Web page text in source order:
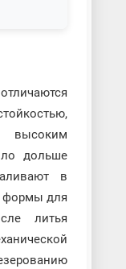
высоким
дольше
в
формы для
литья